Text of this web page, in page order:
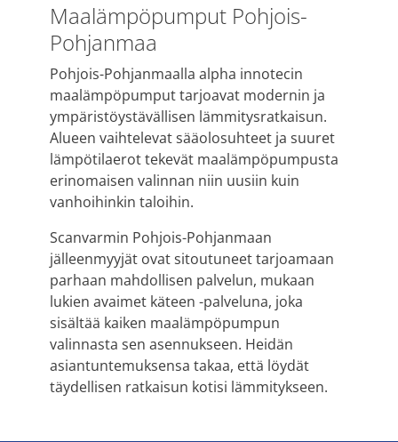
Maalämpöpumput Pohjois-
Pohjanmaa
Pohjois-Pohjanmaalla alpha innotecin
maalämpöpumput tarjoavat modernin ja
ympäristöystävällisen lämmitysratkaisun.
Alueen vaihtelevat sääolosuhteet ja suuret
lämpötilaerot tekevät maalämpöpumpusta
erinomaisen valinnan niin uusiin kuin
vanhoihinkin taloihin.
Scanvarmin Pohjois-Pohjanmaan
jälleenmyyjät ovat sitoutuneet tarjoamaan
parhaan mahdollisen palvelun, mukaan
lukien avaimet käteen -palveluna, joka
sisältää kaiken maalämpöpumpun
valinnasta sen asennukseen. Heidän
asiantuntemuksensa takaa, että löydät
täydellisen ratkaisun kotisi lämmitykseen.